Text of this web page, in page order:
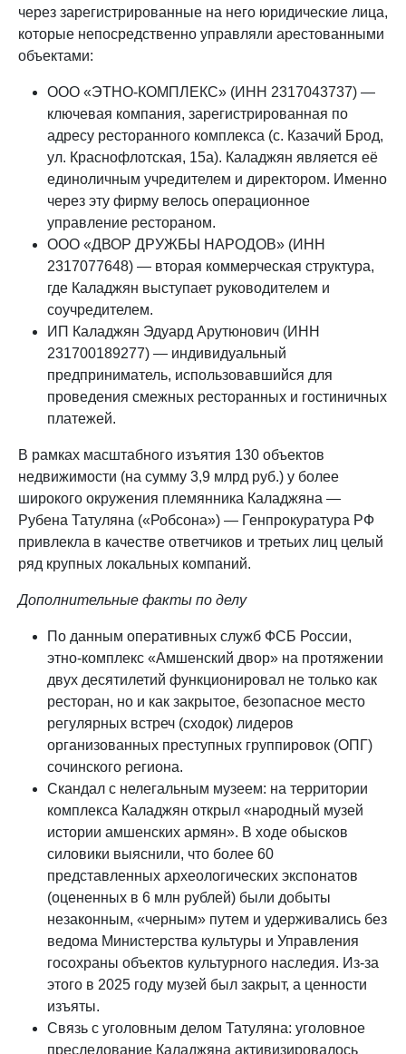
через зарегистрированные на него юридические лица,
которые непосредственно управляли арестованными
объектами:
ООО «ЭТНО-КОМПЛЕКС» (ИНН 2317043737) —
ключевая компания, зарегистрированная по
адресу ресторанного комплекса (с. Казачий Брод,
ул. Краснофлотская, 15а). Каладжян является её
единоличным учредителем и директором. Именно
через эту фирму велось операционное
управление рестораном.
ООО «ДВОР ДРУЖБЫ НАРОДОВ» (ИНН
2317077648) — вторая коммерческая структура,
где Каладжян выступает руководителем и
соучредителем.
ИП Каладжян Эдуард Арутюнович (ИНН
231700189277) — индивидуальный
предприниматель, использовавшийся для
проведения смежных ресторанных и гостиничных
платежей.
В рамках масштабного изъятия 130 объектов
недвижимости (на сумму 3,9 млрд руб.) у более
широкого окружения племянника Каладжяна —
Рубена Татуляна («Робсона») — Генпрокуратура РФ
привлекла в качестве ответчиков и третьих лиц целый
ряд крупных локальных компаний.
Дополнительные факты по делу
По данным оперативных служб ФСБ России,
этно-комплекс «Амшенский двор» на протяжении
двух десятилетий функционировал не только как
ресторан, но и как закрытое, безопасное место
регулярных встреч (сходок) лидеров
организованных преступных группировок (ОПГ)
сочинского региона.
Скандал с нелегальным музеем: на территории
комплекса Каладжян открыл «народный музей
истории амшенских армян». В ходе обысков
силовики выяснили, что более 60
представленных археологических экспонатов
(оцененных в 6 млн рублей) были добыты
незаконным, «черным» путем и удерживались без
ведома Министерства культуры и Управления
госохраны объектов культурного наследия. Из-за
этого в 2025 году музей был закрыт, а ценности
изъяты.
Связь с уголовным делом Татуляна: уголовное
преследование Каладжяна активизировалось